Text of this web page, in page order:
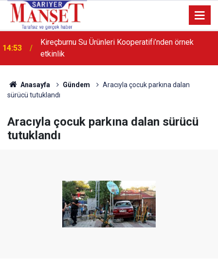
21:55 Poligon Muhtarı Karip’ten dönüşüm açıklaması
Anasayfa Gündem
Aracıyla çocuk parkına dalan
sürücü tutuklandı
Aracıyla çocuk parkına dalan sürücü
tutuklandı